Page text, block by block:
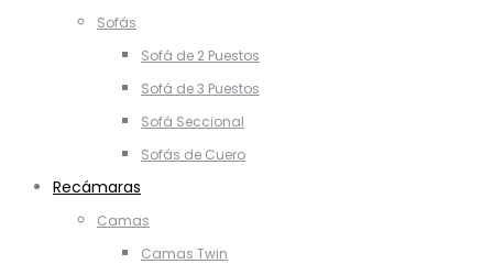
Sofás
Sofá de 2 Puestos
Sofá de 3 Puestos
Sofá Seccional
Sofás de Cuero
Recámaras
Camas
Camas Twin